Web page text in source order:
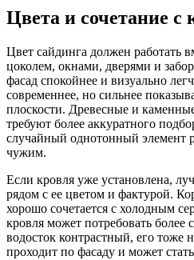
Цвета и сочетание с
Цвет сайдинга должен работать
цоколем, окнами, дверями и
фасад спокойнее и визуально
современнее, но сильнее
плоскости. Древесные и
требуют более аккуратного
случайный однотонный элемент
чужим.
Если кровля уже установлена,
рядом с ее цветом и фактурой.
хорошо сочетается с холодным
кровля может потребовать более
водосток контрастный, его тоже
проходит по фасаду и может